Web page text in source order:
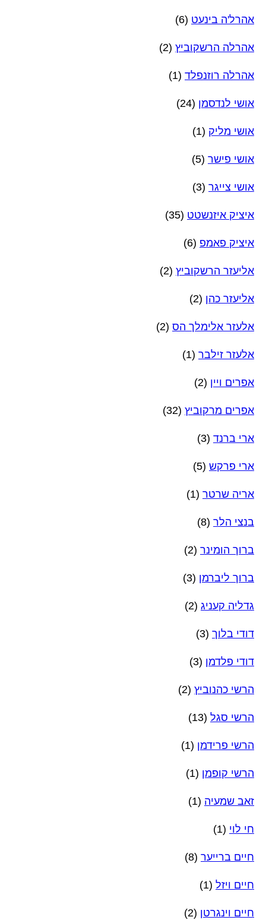
אהרל'ה בינעט (6)
אהרלה הרשקוביץ (2)
אהרלה רוזנפלד (1)
אושי לנדסמן (24)
אושי מליק (1)
אושי פישר (5)
אושי צייגר (3)
איציק איזנשטט (35)
איציק פאמפ (6)
אליעזר הרשקוביץ (2)
אליעזר כהן (2)
אלעזר אלימלך הס (2)
אלעזר זילבר (1)
אפרים ויין (2)
אפרים מרקוביץ (32)
ארי ברנד (3)
ארי פרקש (5)
אריה שרטר (1)
בנצי הלר (8)
ברוך הומינר (2)
ברוך ליברמן (3)
גדליה קעניג (2)
דודי בלוך (3)
דודי פלדמן (3)
הרשי כהנוביץ (2)
הרשי סגל (13)
הרשי פרידמן (1)
הרשי קופמן (1)
זאב שמעיה (1)
חי לוי (1)
חיים ברייער (8)
חיים ויזל (1)
חיים וינגרטן (2)